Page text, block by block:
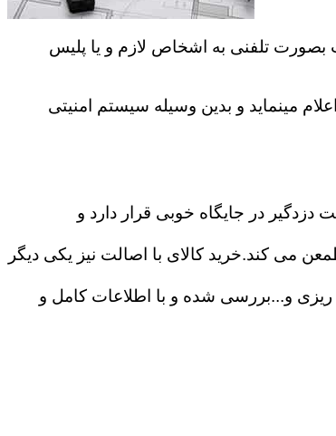
بصورت تلفنی به اشخاص لازم و یا پلیس
مینماید و بدین وسیله سیستم امنیتی
دزدگیر در جایگاه خوبی قرار دارد و
می کند.خرید کالای با اصالت نیز یکی دیگر
ارتباطی و آزادی عمل در برنامه ریزی و...بررسی شده و با اطلاعات کامل و